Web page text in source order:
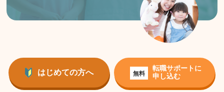
はじめての方へ 無料
転職サポートに
申し込む